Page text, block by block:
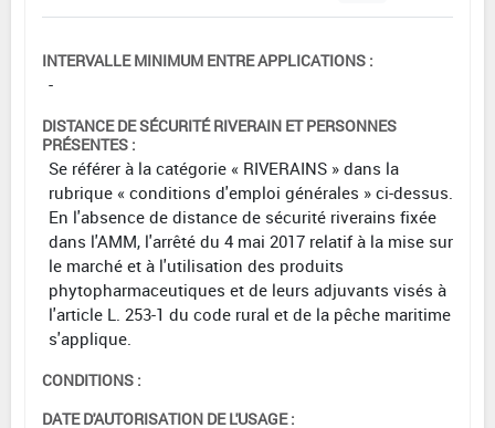
INTERVALLE MINIMUM ENTRE APPLICATIONS :
-
DISTANCE DE SÉCURITÉ RIVERAIN ET PERSONNES
PRÉSENTES :
Se référer à la catégorie « RIVERAINS » dans la
rubrique « conditions d'emploi générales » ci-dessus.
En l'absence de distance de sécurité riverains fixée
dans l'AMM, l'arrêté du 4 mai 2017 relatif à la mise sur
le marché et à l'utilisation des produits
phytopharmaceutiques et de leurs adjuvants visés à
l'article L. 253-1 du code rural et de la pêche maritime
s'applique.
CONDITIONS :
DATE D'AUTORISATION DE L'USAGE :